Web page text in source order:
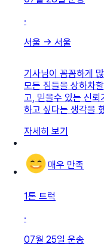
·
서울 → 서울
기사님이 꼼꼼하게
모든 짐들을 상하차
고, 믿을수 있는 신뢰
하고 싶다는 생각을
자세히 보기
매우 만족
1톤 트럭
·
07월 25일 운송